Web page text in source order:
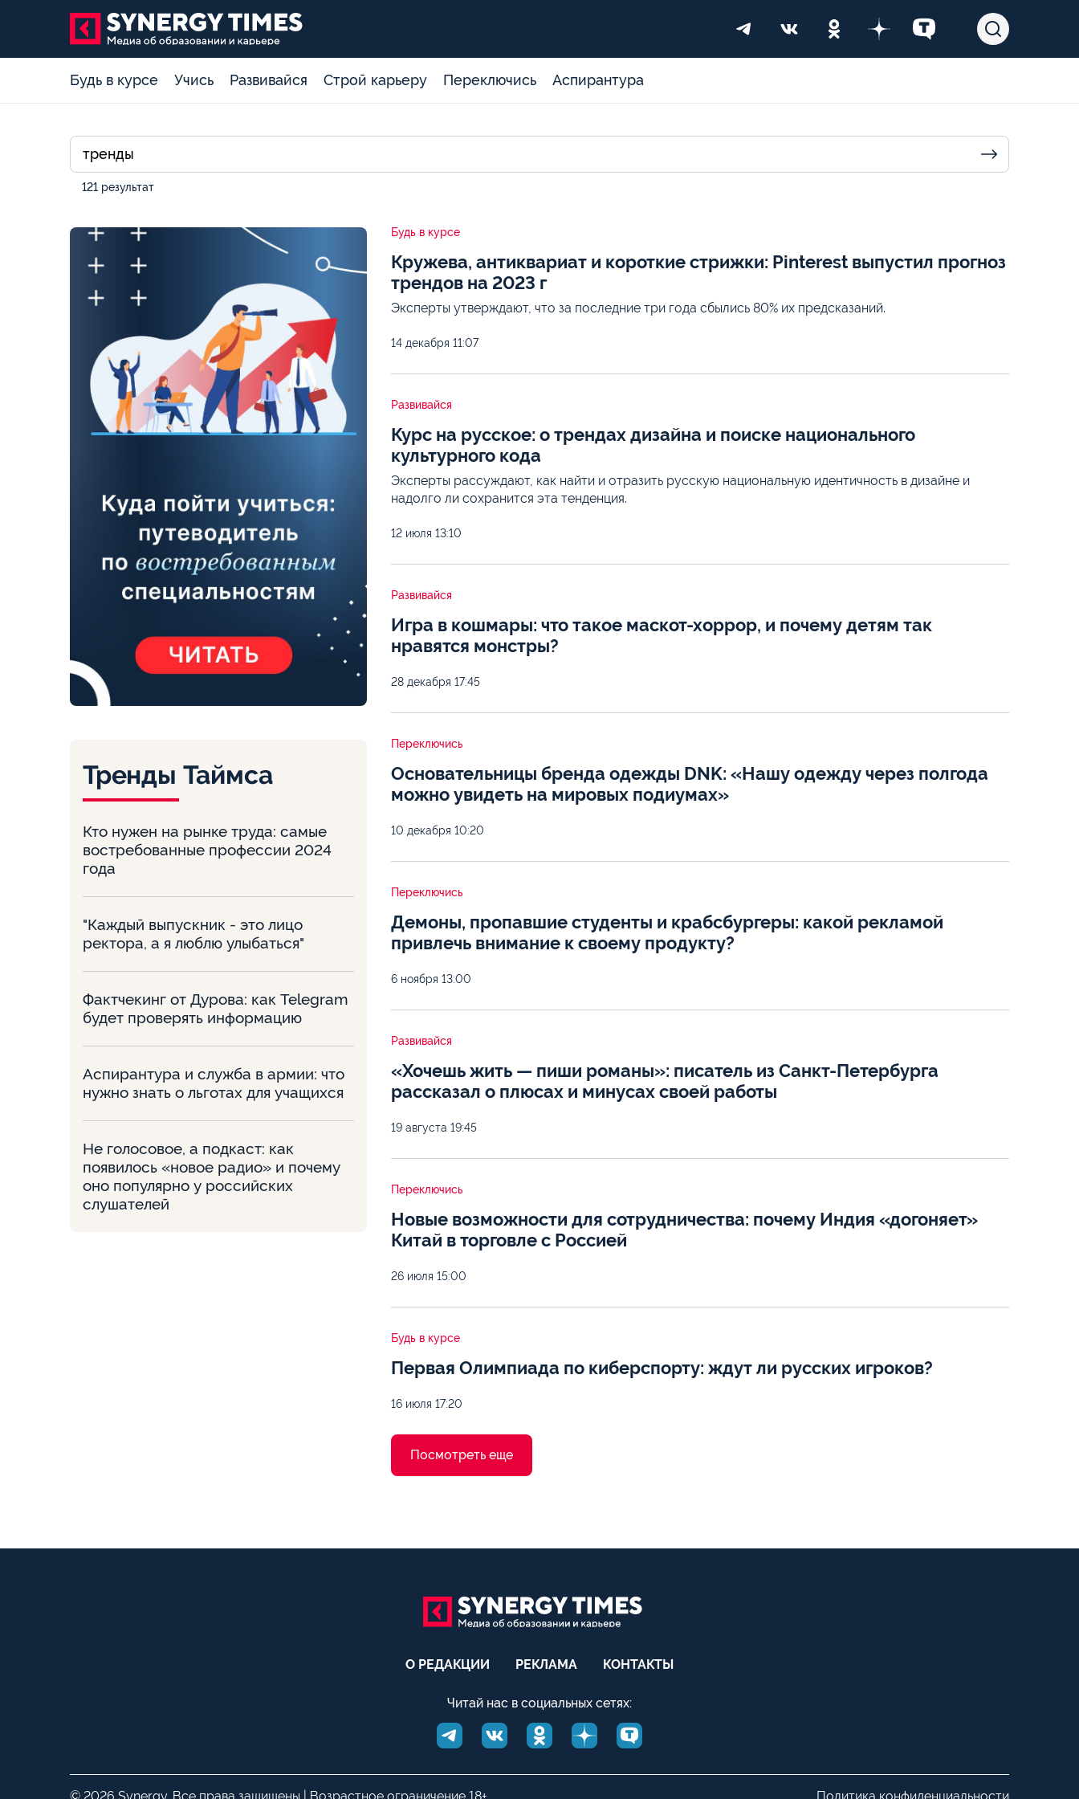
Будь в курсе Учись Развивайся Строй карьеру Переключись Аспирантура
121 результат
Тренды Таймса
Кто нужен на рынке труда: самые
востребованные профессии 2024
года
"Каждый выпускник - это лицо
ректора, а я люблю улыбаться"
Фактчекинг от Дурова: как Telegram
будет проверять информацию
Аспирантура и служба в армии: что
нужно знать о льготах для учащихся
Не голосовое, а подкаст: как
появилось «новое радио» и почему
оно популярно у российских
слушателей
Будь в курсе
Кружева, антиквариат и короткие стрижки: Pinterest выпустил прогноз
трендов на 2023 г
Эксперты утверждают, что за последние три года сбылись 80% их предсказаний.
14 декабря 11:07
Развивайся
Курс на русское: о трендах дизайна и поиске национального
культурного кода
Эксперты рассуждают, как найти и отразить русскую национальную идентичность в дизайне и
надолго ли сохранится эта тенденция.
12 июля 13:10
Развивайся
Игра в кошмары: что такое маскот-хоррор, и почему детям так
нравятся монстры?
28 декабря 17:45
Переключись
Основательницы бренда одежды DNK: «Нашу одежду через полгода
можно увидеть на мировых подиумах»
10 декабря 10:20
Переключись
Демоны, пропавшие студенты и крабсбургеры: какой рекламой
привлечь внимание к своему продукту?
6 ноября 13:00
Развивайся
«Хочешь жить — пиши романы»: писатель из Санкт-Петербурга
рассказал о плюсах и минусах своей работы
19 августа 19:45
Переключись
Новые возможности для сотрудничества: почему Индия «догоняет»
Китай в торговле с Россией
26 июля 15:00
Будь в курсе
Первая Олимпиада по киберспорту: ждут ли русских игроков?
16 июля 17:20
Посмотреть еще
О РЕДАКЦИИ РЕКЛАМА КОНТАКТЫ
Читай нас в социальных сетях: